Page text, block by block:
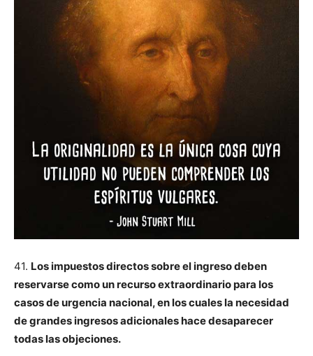
41. Los impuestos directos sobre el ingreso deben
reservarse como un recurso extraordinario para los
casos de urgencia nacional, en los cuales la necesidad
de grandes ingresos adicionales hace desaparecer
todas las objeciones.